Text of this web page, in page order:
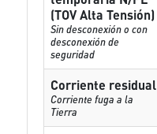
(TOV Alta Tensión)
Sin desconexión o con
desconexión de
seguridad
Corriente residual
Corriente fuga a la
Tierra